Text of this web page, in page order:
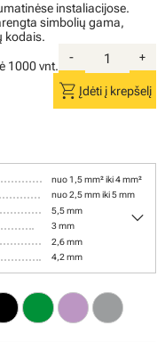
instaliacijose.
simbolių gama,
kodais.
1000 vnt.
- +
shopping_cart Įdėti į krepšelį
nuo 1,5 mm² iki 4 mm²
nuo 2,5 mm iki 5 mm
5,5 mm
3 mm
2,6 mm
4,2 mm
keyboard_arrow_down